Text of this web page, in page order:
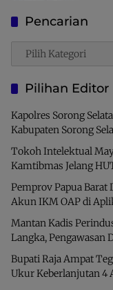
Pencarian
Pencarian
Pilihan Editor
Kapolres Sorong
Kabupaten Sorong
Tokoh Intelektual
Kamtibmas Jelang
Pemprov Papua Barat
Akun IKM OAP di
Mantan Kadis
Langka, Pengawasan
Bupati Raja Ampat
Ukur Keberlanjutan4